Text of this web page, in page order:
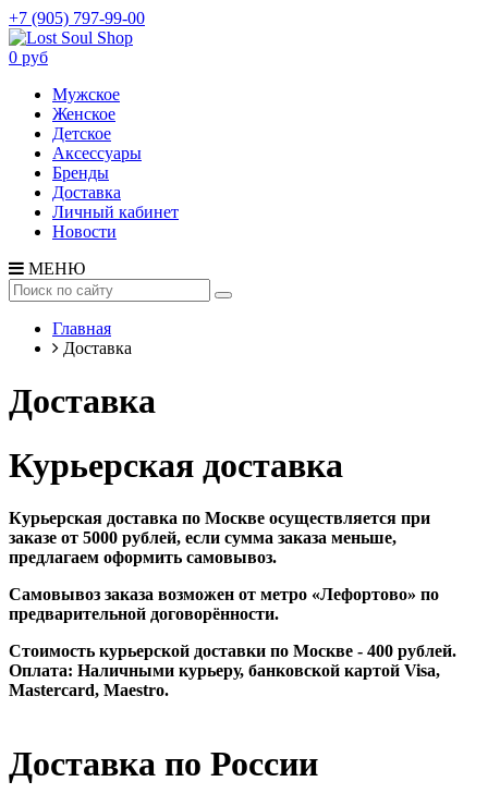
+7 (905) 797-99-00
0 руб
Мужское
Женское
Детское
Аксессуары
Бренды
Доставка
Личный кабинет
Новости
МЕНЮ
Главная
Доставка
Доставка
Курьерская доставка
Курьерская доставка по Москве осуществляется при
заказе от 5000 рублей, если сумма заказа меньше,
предлагаем оформить самовывоз.
Самовывоз заказа возможен от метро «Лефортово» по
предварительной договорённости.
Стоимость курьерской доставки по Москве - 400 рублей.
Оплата: Наличными курьеру, банковской картой Visa,
Mastercard, Maestro.
Доставка по России